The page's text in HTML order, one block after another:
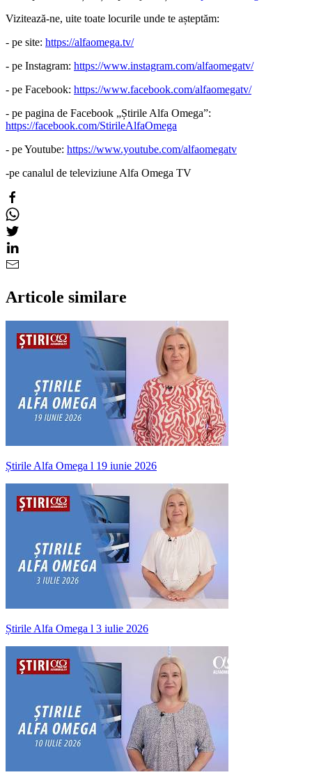
Vizitează-ne, uite toate locurile unde te așteptăm:
- pe site: https://alfaomega.tv/
- pe Instagram: https://www.instagram.com/alfaomegatv/
- pe Facebook: https://www.facebook.com/alfaomegatv/
- pe pagina de Facebook „Știrile Alfa Omega”:
https://facebook.com/StirileAlfaOmega
- pe Youtube: https://www.youtube.com/alfaomegatv
-pe canalul de televiziune Alfa Omega TV
Articole similare
Știrile Alfa Omega l 19 iunie 2026
Știrile Alfa Omega l 3 iulie 2026